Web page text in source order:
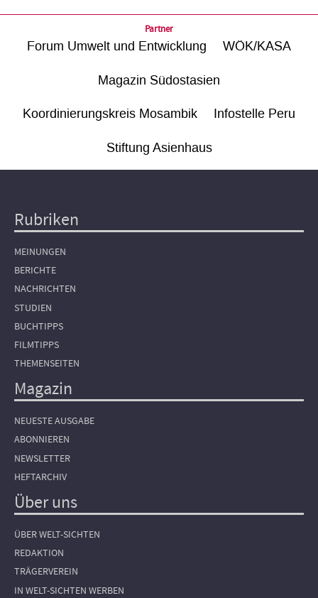
Partner
Forum Umwelt und Entwicklung WÖK/KASA
Magazin Südostasien
Koordinierungskreis Mosambik Infostelle Peru
Stiftung Asienhaus
Hauptnavigation
Rubriken
MEINUNGEN
BERICHTE
NACHRICHTEN
STUDIEN
BUCHTIPPS
FILMTIPPS
THEMENSEITEN
Magazin
NEUESTE AUSGABE
ABONNIEREN
NEWSLETTER
HEFTARCHIV
Über uns
ÜBER WELT-SICHTEN
REDAKTION
TRÄGERVEREIN
IN WELT-SICHTEN WERBEN